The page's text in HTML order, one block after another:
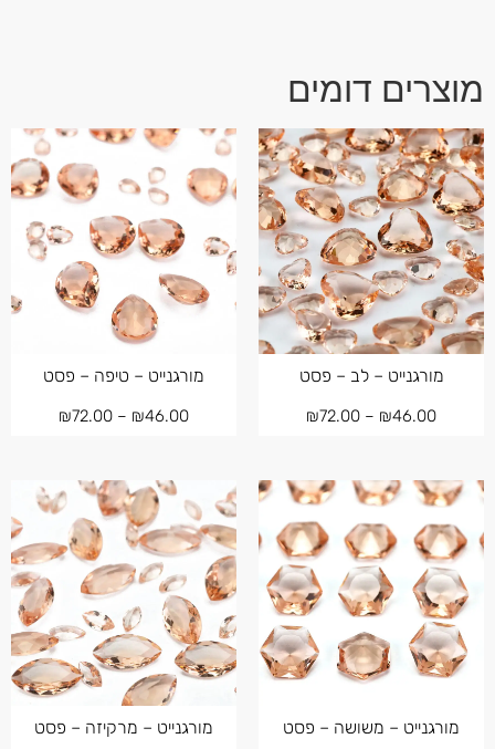
מוצרים דומים
מורגנייט – לב – פסט
₪46.00
–
₪72.00
מורגנייט – טיפה – פסט
₪46.00
–
₪72.00
מורגנייט – משושה – פסט מורגנייט – מרקיזה – פסט